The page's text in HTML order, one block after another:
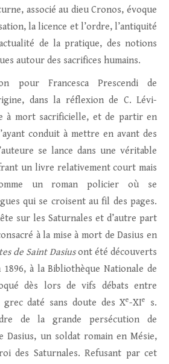
associé au dieu Cronos, évoque
la licence et l’ordre, l’antiquité
de la pratique, des notions
autour des sacrifices humains.
pour Francesca Prescendi de
dans la réflexion de C. Lévi-
à mort sacrificielle, et de partir en
conduit à mettre en avant des
se lance dans une véritable
un livre relativement court mais
un roman policier où se
qui se croisent au fil des pages.
sur les Saturnales et d’autre part
à la mise à mort de Dasius en
de Saint Dasiusont été découverts
à la Bibliothèque Nationale de
dès lors de vifs débats entre
daté sans doute des Xe-XIe
s.
de la grande persécution de
Dasius, un soldat romain en Mésie,
des Saturnales. Refusant par cet